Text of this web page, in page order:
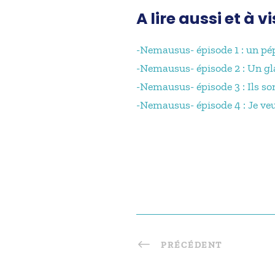
A lire aussi et à
-Nemausus- épisode 1 : un
-Nemausus- épisode 2 : Un
-Nemausus- épisode 3 : Ils
-Nemausus- épisode 4 : Je
PRÉCÉDENT